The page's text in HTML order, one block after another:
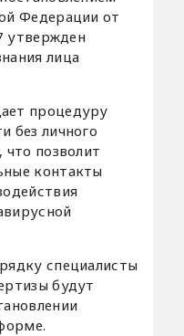
Федерации от
утвержден
лица
процедуру
без личного
что позволит
контакты
специалисты
будут